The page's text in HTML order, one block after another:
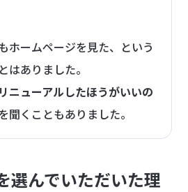
ホームページを見た、という
はありました。
リニューアルしたほうがいいの
聞くこともありました。
選んでいただいた理